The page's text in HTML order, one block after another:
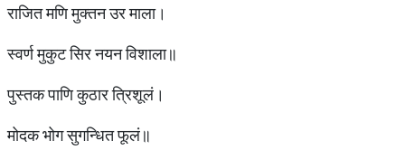
राजित मणि मुक्तन उर माला।
स्वर्ण मुकुट सिर नयन विशाला॥
पुस्तक पाणि कुठार त्रिशूलं।
मोदक भोग सुगन्धित फूलं॥